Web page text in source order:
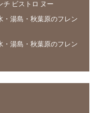
ビストロ ヌー
湯島・秋葉原のフレン
湯島・秋葉原のフレン